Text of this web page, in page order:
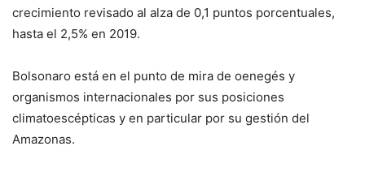
crecimiento revisado al alza de 0,1 puntos porcentuales,
hasta el 2,5% en 2019.
Bolsonaro está en el punto de mira de oenegés y
organismos internacionales por sus posiciones
climatoescépticas y en particular por su gestión del
Amazonas.